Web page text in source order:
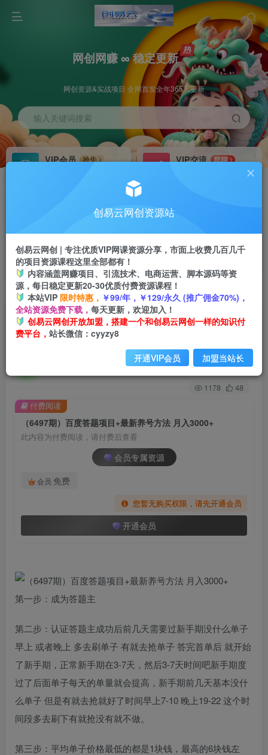
网创网赚 ∞ 稳定更新
网创资源&实战项目 全网首发全年365天更新
输入关键词搜索
VIP会员
抢先
VIP交流
群聊
研究探讨更多创业项目路子。
会员专属推广链接
挂机 项目
脚本卡密
APP下载
GO
首页 创业课程 会员专属 正文
（6497期）百度答题项目+最新养号方法 月入
3000+
关注
1178 48
（6497期）百度答题项目+最新养号方法 月入3000+
此内容为付费阅读，请付费后查看
会员专属资源
会员 免费
您暂无购买权限，请先开通会员
开通会员
付费阅读
第一步：成为答题主
第二步：认证答题主成功后前几天需要过新手期没什么单子
早上 或者晚上 多去刷单子 有就去抢单子 答完首单后 就开始
了新手期，正常新手期在3-7天，然后3-7天时间吧新手期度
过了后面单子每天的单量就会提高，新手期前几天基本没什
么单子 但是有就去抢就好了时间早上7-10 晚上19-22 这个时
间段多去刷下有就抢没有就不做。
第三步：平均单子价格最低的都是1块钱，最高的6块钱左
创易云网创资源站
创易云网创 | 专注优质VIP网课资源分享，市面上收费几百几千
的项目资源课程这里全部都有！
内容涵盖网赚项目、引流技术、电商运营、脚本源码等资
源，每日稳定更新20-30优质付费资源课程！
本站VIP 限时特惠， ￥99/年，￥129/永久 (推广佣金70%)，
全站资源免费下载， 每天更新，欢迎加入！
创易云网创开放加盟，搭建一个和创易云网创一样的知识付
费平台， 站长微信：cyyzy8
开通VIP会员 加盟当站长